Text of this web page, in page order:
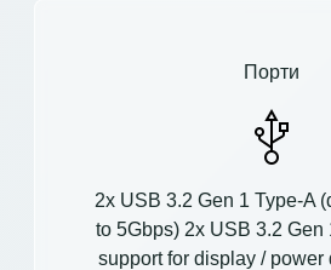
Порти
2x USB 3.2 Gen 1 Type-A
to 5Gbps) 2x USB 3.2 Gen
support for display / power